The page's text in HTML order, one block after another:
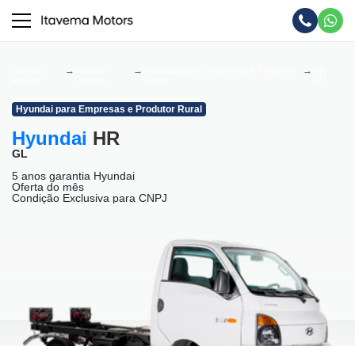
Hyundai para Empresas e Produtor Rural
Hyundai HR
GL
5 anos garantia Hyundai
Oferta do mês
Condição Exclusiva para CNPJ